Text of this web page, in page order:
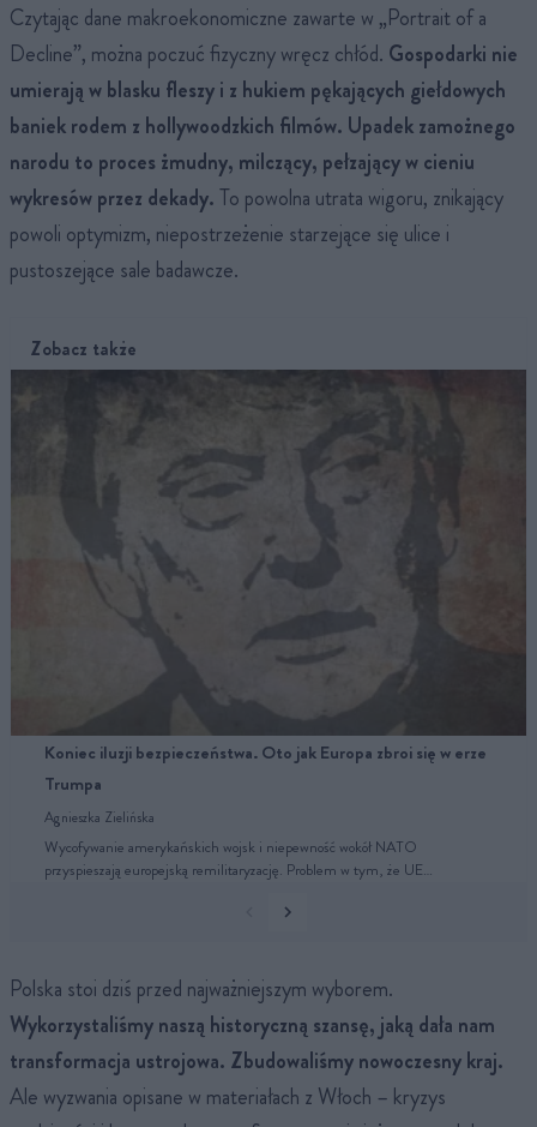
Czytając dane makroekonomiczne zawarte w „Portrait of a
Decline”, można poczuć fizyczny wręcz chłód. Gospodarki nie
umierają w blasku fleszy i z hukiem pękających giełdowych
baniek rodem z hollywoodzkich filmów. Upadek zamożnego
narodu to proces żmudny, milczący, pełzający w cieniu
wykresów przez dekady.To powolna utrata wigoru, znikający
powoli optymizm, niepostrzeżenie starzejące się ulice i
pustoszejące sale badawcze.
Zobacz także
Koniec iluzji bezpieczeństwa. Oto jak Europa zbroi się w erze
Trumpa
Agnieszka Zielińska
Wycofywanie amerykańskich wojsk i niepewność wokół NATO
przyspieszają europejską remilitaryzację. Problem w tym, że UE…
Polska stoi dziś przed najważniejszym wyborem.
Wykorzystaliśmy naszą historyczną szansę, jaką dała nam
transformacja ustrojowa. Zbudowaliśmy nowoczesny kraj.
Ale wyzwania opisane w materiałach z Włoch – kryzys